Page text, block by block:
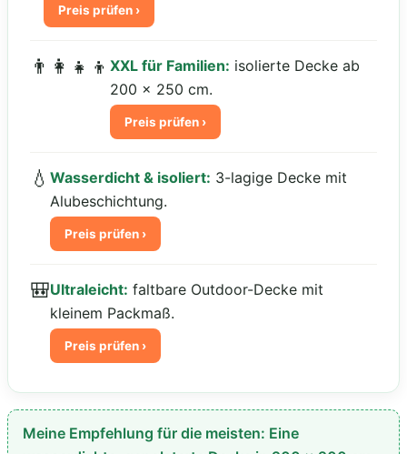
Preis prüfen ›
👨‍👩‍👧‍👦 XXL für Familien: isolierte Decke ab
200 × 250 cm.
Preis prüfen ›
💧 Wasserdicht & isoliert: 3-lagige Decke mit
Alubeschichtung.
Preis prüfen ›
🎒Ultraleicht: faltbare Outdoor-Decke mit
kleinem Packmaß.
Preis prüfen ›
Meine Empfehlung für die meisten: Eine